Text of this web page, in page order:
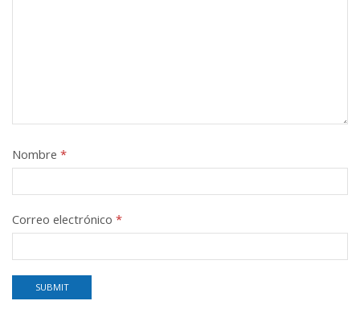
Nombre *
Correo electrónico *